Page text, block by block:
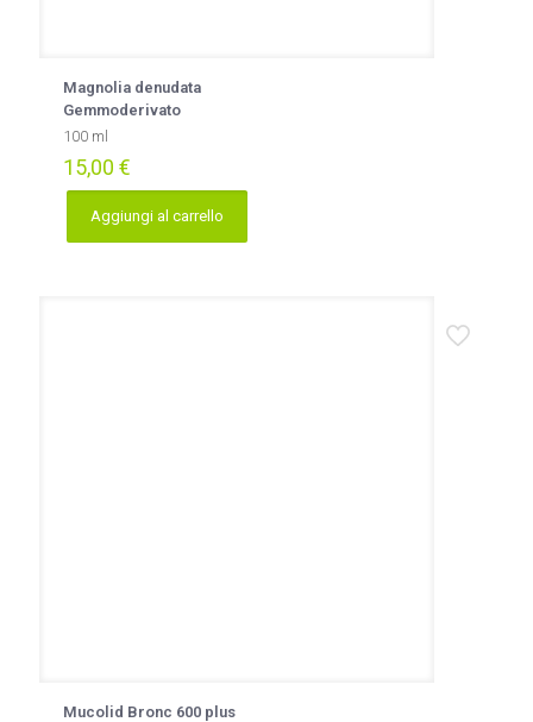
Magnolia denudata
Gemmoderivato
100 ml
15,00 €
Aggiungi al carrello
Mucolid Bronc 600 plus